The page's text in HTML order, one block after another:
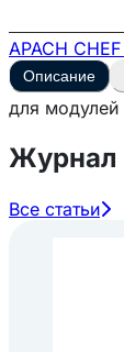
APACH
Описание
для модулей
Журнал
Все статьи